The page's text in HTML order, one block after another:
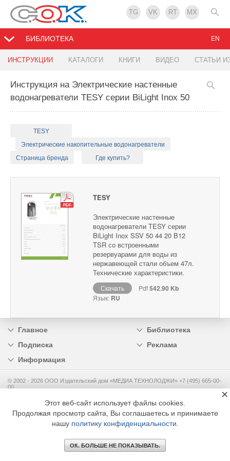
TG VK RT MX
БИБЛИОТЕКА
ИНСТРУКЦИИ КАТАЛОГИ КНИГИ ВИДЕО СТАТЬИ
EN
Инструкция на Электрические настенные
водонагреватели TESY серии BiLight Inox 50
TESY
Электрические накопительные водонагреватели
Страница бренда
Где купить?
TESY
Электрические настенные
водонагреватели TESY серии
BiLight Inox SSV 50 44 20 B12
TSR со встроенными
резервуарами для воды из
нержавеющей стали объем 47л.
Технические характеристики.
Скачать Pdf542.90 Kb
Язык: RU
Главное
Библиотека
Подписка
Реклама
Информация
© 2002 - 2026 OOO Издательский дом «МЕДИА ТЕХНОЛОДЖИ» +7 (495) 665-00-
00
Этот веб-сайт использует файлы cookies.
Продолжая просмотр сайта, Вы соглашаетесь и принимаете
нашу политику конфиденциальности
ОК. БОЛЬШЕ НЕ ПОКАЗЫВАТЬ.
×